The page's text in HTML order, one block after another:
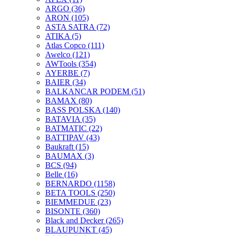
ARGO (36)
ARON (105)
ASTA SATRA (72)
ATIKA (5)
Atlas Copco (111)
Awelco (121)
AWTools (354)
AYERBE (7)
BAIER (34)
BALKANCAR PODEM (51)
BAMAX (80)
BASS POLSKA (140)
BATAVIA (35)
BATMATIC (22)
BATTIPAV (43)
Baukraft (15)
BAUMAX (3)
BCS (94)
Belle (16)
BERNARDO (1158)
BETA TOOLS (250)
BIEMMEDUE (23)
BISONTE (360)
Black and Decker(265)
BLAUPUNKT (45)